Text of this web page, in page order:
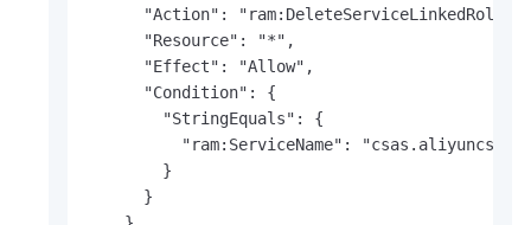
      "Action": "ram:DeleteServiceLinkedRole",
      "Resource": "*",
      "Effect": "Allow",
      "Condition": {
        "StringEquals": {
"ram:ServiceName":
        }
      }